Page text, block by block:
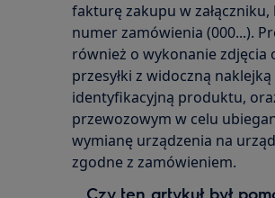
fakturę zakupu w
numer zamówienia (000...).
również o wykonanie zdjęcia
przesyłki z widoczną naklejką
identyfikacyjną produktu,
przewozowym w celu
wymianę urządzenia na
zgodne z zamówieniem.
Czy ten artykuł był